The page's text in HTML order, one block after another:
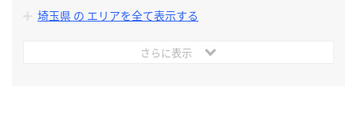
埼玉県 の エリアを全て表示する
さらに表示